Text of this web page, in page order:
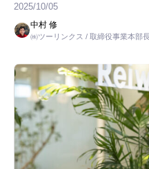
2025/10/05
中村 修
㈱ツーリンクス / 取締役事業本部